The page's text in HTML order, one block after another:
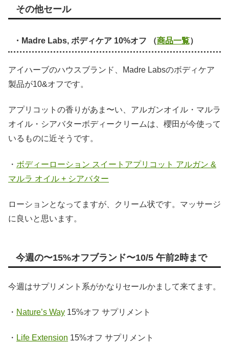
その他セール
・Madre Labs, ボディケア 10%オフ （商品一覧）
アイハーブのハウスブランド、Madre Labsのボディケア
製品が10&オフです。
アプリコットの香りがあま〜い、アルガンオイル・マルラ
オイル・シアバターボディークリームは、櫻田が今使って
いるものに近そうです。
・ ボディーローション スイートアプリコット アルガン &
マルラ オイル + シアバター
ローションとなってますが、クリーム状です。マッサージ
に良いと思います。
今週の〜15%オフブランド〜10/5 午前2時まで
今週はサプリメント系がかなりセールかまして来てます。
・ Nature’s Way 15%オフ サプリメント
・ Life Extension 15%オフ サプリメント